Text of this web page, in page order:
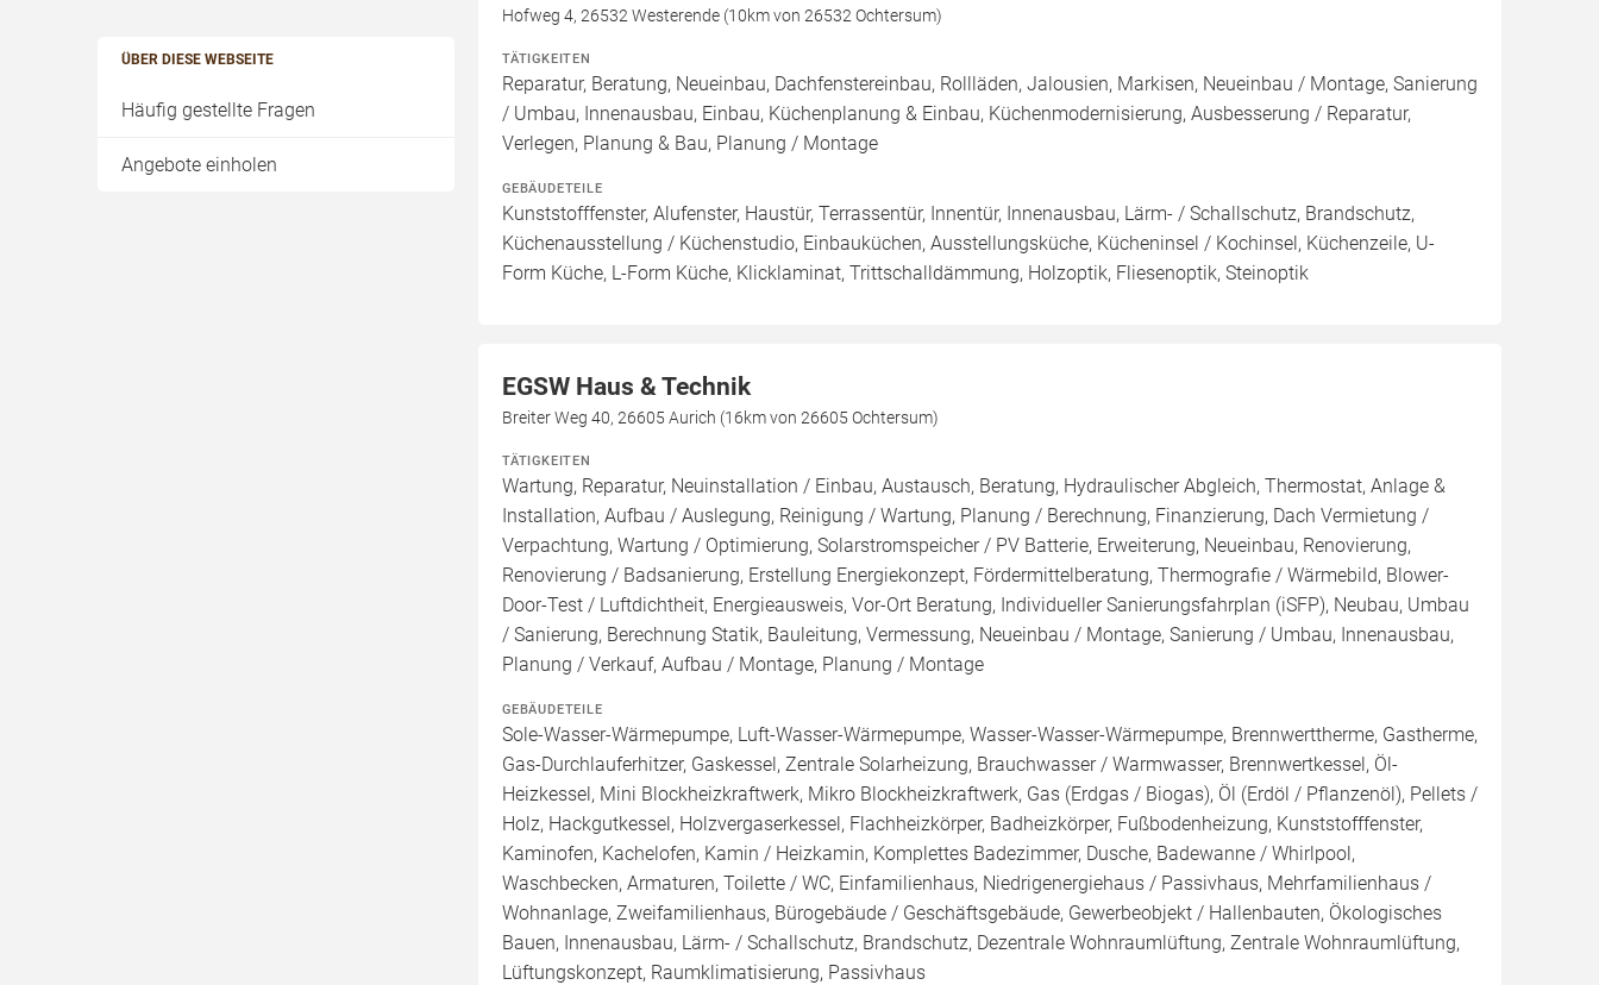
ÜBER DIESE WEBSEITE
Häufig gestellte Fragen
Angebote einholen
Hofweg 4, 26532 Westerende (10km von 26532 Ochtersum)
TÄTIGKEITEN
Reparatur, Beratung, Neueinbau, Dachfenstereinbau, Rollläden, Jalousien, Markisen, Neueinbau / Montage, Sanierung
/ Umbau, Innenausbau, Einbau, Küchenplanung & Einbau, Küchenmodernisierung, Ausbesserung / Reparatur,
Verlegen, Planung & Bau, Planung / Montage
GEBÄUDETEILE
Kunststofffenster, Alufenster, Haustür, Terrassentür, Innentür, Innenausbau, Lärm- / Schallschutz, Brandschutz,
Küchenausstellung / Küchenstudio, Einbauküchen, Ausstellungsküche, Kücheninsel / Kochinsel, Küchenzeile, U-
Form Küche, L-Form Küche, Klicklaminat, Trittschalldämmung, Holzoptik, Fliesenoptik, Steinoptik
EGSW Haus & Technik
Breiter Weg 40, 26605 Aurich (16km von 26605 Ochtersum)
TÄTIGKEITEN
Wartung, Reparatur, Neuinstallation / Einbau, Austausch, Beratung, Hydraulischer Abgleich, Thermostat, Anlage &
Installation, Aufbau / Auslegung, Reinigung / Wartung, Planung / Berechnung, Finanzierung, Dach Vermietung /
Verpachtung, Wartung / Optimierung, Solarstromspeicher / PV Batterie, Erweiterung, Neueinbau, Renovierung,
Renovierung / Badsanierung, Erstellung Energiekonzept, Fördermittelberatung, Thermografie / Wärmebild, Blower-
Door-Test / Luftdichtheit, Energieausweis, Vor-Ort Beratung, Individueller Sanierungsfahrplan (iSFP), Neubau, Umbau
/ Sanierung, Berechnung Statik, Bauleitung, Vermessung, Neueinbau / Montage, Sanierung / Umbau, Innenausbau,
Planung / Verkauf, Aufbau / Montage, Planung / Montage
GEBÄUDETEILE
Sole-Wasser-Wärmepumpe, Luft-Wasser-Wärmepumpe, Wasser-Wasser-Wärmepumpe, Brennwerttherme, Gastherme,
Gas-Durchlauferhitzer, Gaskessel, Zentrale Solarheizung, Brauchwasser / Warmwasser, Brennwertkessel, Öl-
Heizkessel, Mini Blockheizkraftwerk, Mikro Blockheizkraftwerk, Gas (Erdgas / Biogas), Öl (Erdöl / Pflanzenöl), Pellets /
Holz, Hackgutkessel, Holzvergaserkessel, Flachheizkörper, Badheizkörper, Fußbodenheizung, Kunststofffenster,
Kaminofen, Kachelofen, Kamin / Heizkamin, Komplettes Badezimmer, Dusche, Badewanne / Whirlpool,
Waschbecken, Armaturen, Toilette / WC, Einfamilienhaus, Niedrigenergiehaus / Passivhaus, Mehrfamilienhaus /
Wohnanlage, Zweifamilienhaus, Bürogebäude / Geschäftsgebäude, Gewerbeobjekt / Hallenbauten, Ökologisches
Bauen, Innenausbau, Lärm- / Schallschutz, Brandschutz, Dezentrale Wohnraumlüftung, Zentrale Wohnraumlüftung,
Lüftungskonzept, Raumklimatisierung, Passivhaus